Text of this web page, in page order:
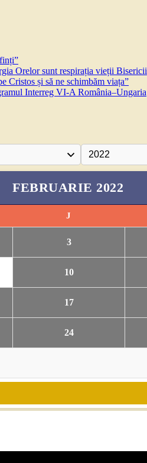
Orelor sunt respirația vieții Bisericii
Cristos și să ne schimbăm viața”
Interreg VI-A România–Ungaria
FEBRUARIE 2022
J
3
10
17
24